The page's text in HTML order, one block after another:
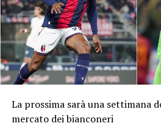
La prossima sarà una settimana
mercato dei bianconeri